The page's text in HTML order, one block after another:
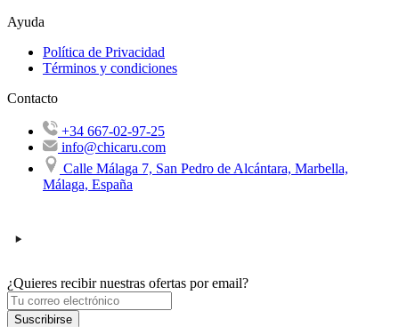
Ayuda
Política de Privacidad
Términos y condiciones
Contacto
+34 667-02-97-25
info@chicaru.com
Calle Málaga 7, San Pedro de Alcántara, Marbella,
Málaga, España
¿Quieres recibir nuestras ofertas por email?
Suscribirse